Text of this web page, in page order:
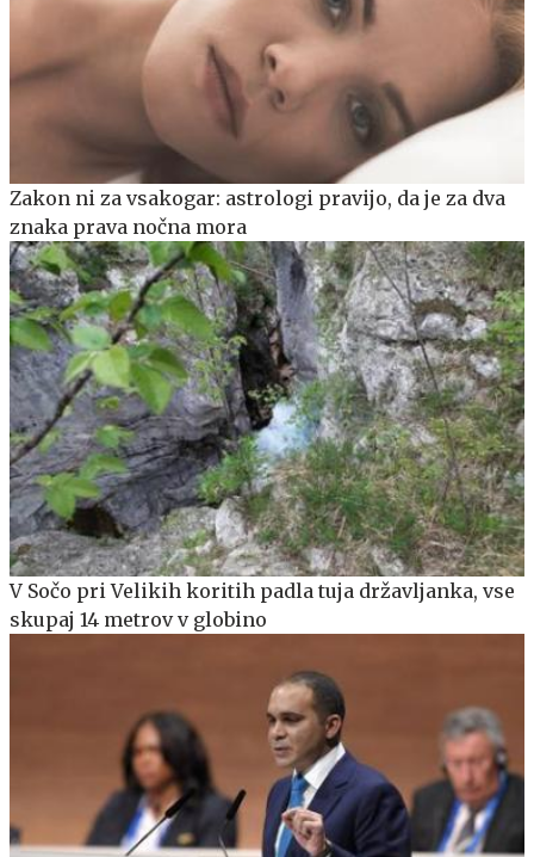
Zakon ni za vsakogar: astrologi pravijo, da je za dva
znaka prava nočna mora
V Sočo pri Velikih koritih padla tuja državljanka, vse
skupaj 14 metrov v globino